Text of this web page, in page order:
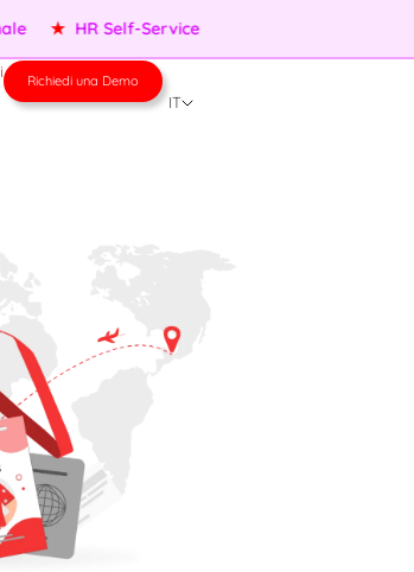
★ HR Self-Service
Richiedi una Demo
IT